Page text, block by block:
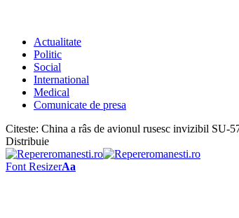
Actualitate
Politic
Social
International
Medical
Comunicate de presa
Citeste: China a râs de avionul rusesc invizibil SU-
Distribuie
Font ResizerAa